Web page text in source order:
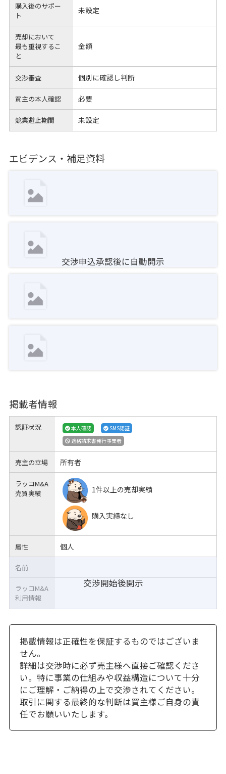
購入後のサポー
ト
未設定
売却において
最も重視するこ
と
金額
交渉審査 個別に確認し判断
買主の本人確認 必要
競業避止期間 未設定
エビデンス・補足資料
交渉申込承認後に自動開示
掲載者情報
認証状況 本人確認
SMS認証
適格請求書発行事業者
売主の立場 所有者
ラッコM&A
売買実績
1件以上の売却実績
購入実績なし
属性 個人
交渉開始後開示
名前
ラッコM&A
利用情報
掲載情報は正確性を保証するものではございま
せん。
詳細は交渉時に必ず売主様へ直接ご確認くださ
い。特に事業の仕組みや収益構造について十分
にご理解・ご納得の上で交渉されてください。
取引に関する最終的な判断は買主様ご自身の責
任でお願いいたします。